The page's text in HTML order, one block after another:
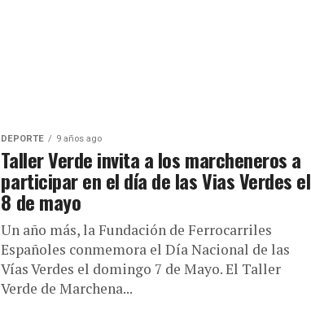
DEPORTE 9 años ago
Taller Verde invita a los marcheneros a
participar en el día de las Vias Verdes el
8 de mayo
Un año más, la Fundación de Ferrocarriles
Españoles conmemora el Día Nacional de las
Vías Verdes el domingo 7 de Mayo. El Taller
Verde de Marchena...